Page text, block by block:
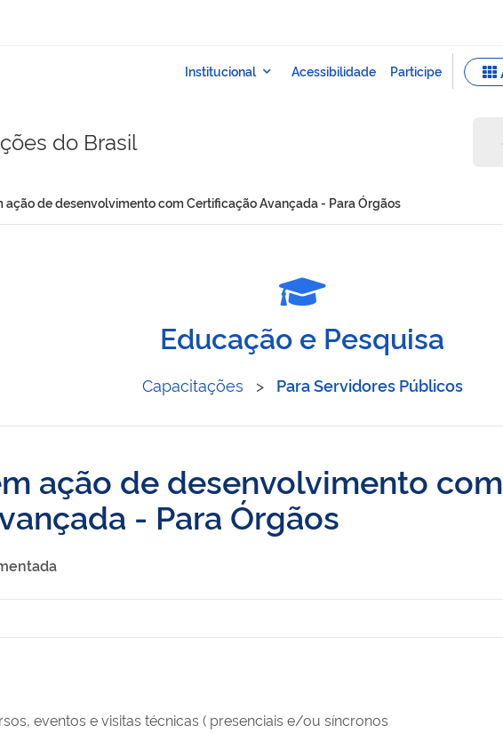
do Brasil
ação de desenvolvimento com Certificação Avançada​ - Para Órgãos
Educação e Pesquisa
Capacitações > Para Servidores Públicos
ação de desenvolvimento com
- Para Órgãos
eventos e visitas técnicas ( presenciais e/ou síncronos